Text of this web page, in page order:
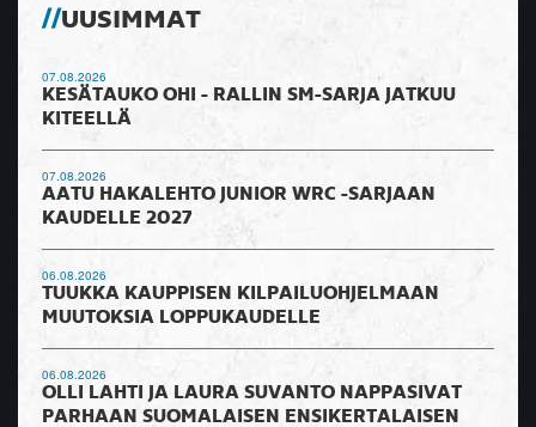
UUSIMMAT
07.08.2026
KESÄTAUKO OHI - RALLIN SM-SARJA JATKUU
KITEELLÄ
07.08.2026
AATU HAKALEHTO JUNIOR WRC -SARJAAN
KAUDELLE 2027
06.08.2026
TUUKKA KAUPPISEN KILPAILUOHJELMAAN
MUUTOKSIA LOPPUKAUDELLE
06.08.2026
OLLI LAHTI JA LAURA SUVANTO NAPPASIVAT
PARHAAN SUOMALAISEN ENSIKERTALAISEN